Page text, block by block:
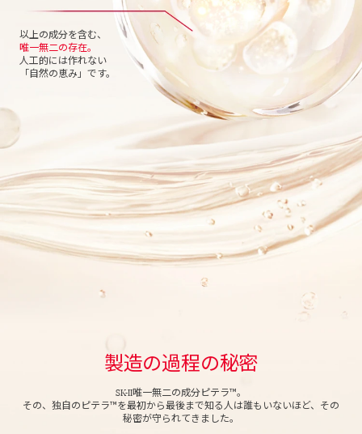
以上の成分を含む、
唯一無二の存在。
人工的には作れない
「自然の恵み」です。
製造の過程の秘密
SK-II唯一無二の成分ピテラ™。
その、独自のピテラ™を最初から最後まで知る人は誰もいないほど、その
秘密が守られてきました。